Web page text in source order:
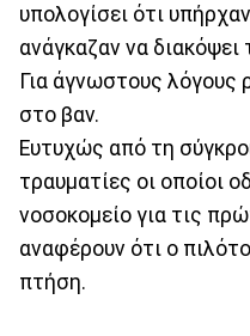
υπολογίσει ότι
ανάγκαζαν να
Για άγνωστους λόγους
στο βαν.
Ευτυχώς από τη
τραυματίες οι οποίοι
νοσοκομείο για τις
αναφέρουν ότι ο
πτήση.